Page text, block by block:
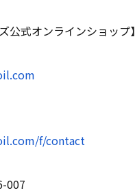
公式オンラインショップ】
f/contact
007